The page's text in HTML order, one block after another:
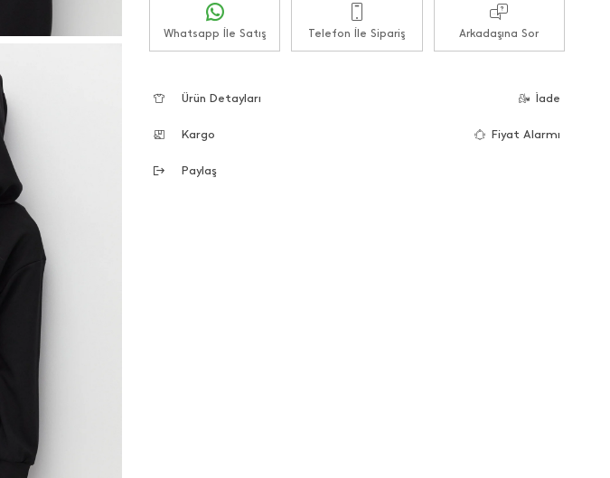
Whatsapp İle Satış Telefon İle Sipariş Arkadaşına Sor
Ürün Detayları İade
Kargo Fiyat Alarmı
Paylaş